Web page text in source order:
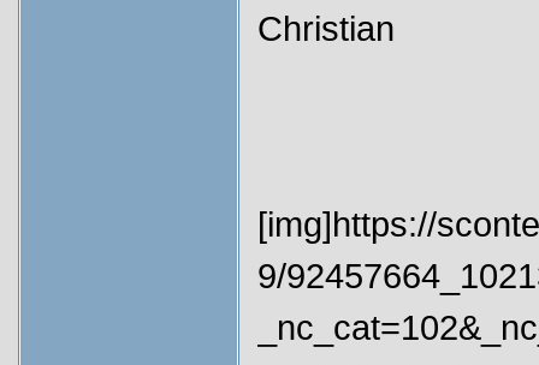
Christian
[img]https://
9/